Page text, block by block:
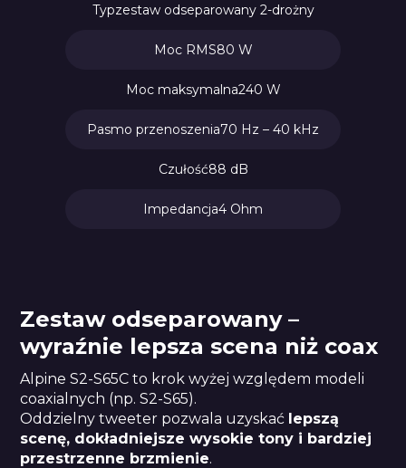
Typzestaw odseparowany 2-drożny
Moc RMS80 W
Moc maksymalna240 W
Pasmo przenoszenia70 Hz – 40 kHz
Czułość88 dB
Impedancja4 Ohm
Zestaw odseparowany –
wyraźnie lepsza scena niż coax
Alpine S2-S65C to krok wyżej względem modeli
coaxialnych (np. S2-S65).
Oddzielny tweeter pozwala uzyskać lepszą
scenę, dokładniejsze wysokie tony i bardziej
przestrzenne brzmienie.